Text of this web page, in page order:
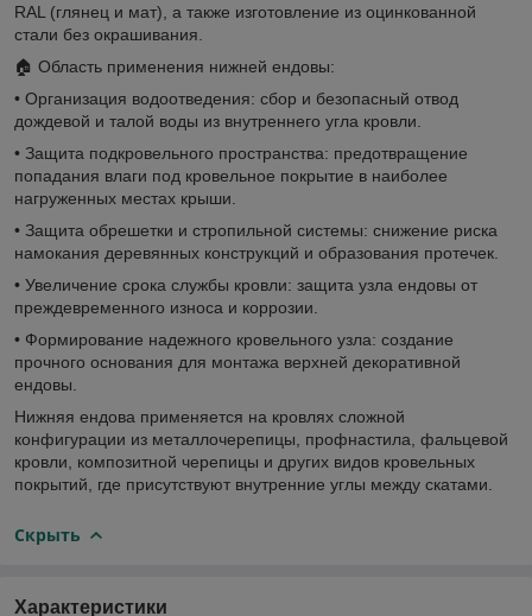
RAL (глянец и мат), а также изготовление из оцинкованной
стали без окрашивания.
🏠 Область применения нижней ендовы:
• Организация водоотведения: сбор и безопасный отвод
дождевой и талой воды из внутреннего угла кровли.
• Защита подкровельного пространства: предотвращение
попадания влаги под кровельное покрытие в наиболее
нагруженных местах крыши.
• Защита обрешетки и стропильной системы: снижение риска
намокания деревянных конструкций и образования протечек.
• Увеличение срока службы кровли: защита узла ендовы от
преждевременного износа и коррозии.
• Формирование надежного кровельного узла: создание
прочного основания для монтажа верхней декоративной
ендовы.
Нижняя ендова применяется на кровлях сложной
конфигурации из металлочерепицы, профнастила, фальцевой
кровли, композитной черепицы и других видов кровельных
покрытий, где присутствуют внутренние углы между скатами.
Скрыть
Характеристики